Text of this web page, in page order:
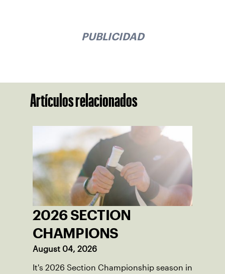
PUBLICIDAD
Artículos relacionados
2026 SECTION
CHAMPIONS
August 04, 2026
It's 2026 Section Championship season in